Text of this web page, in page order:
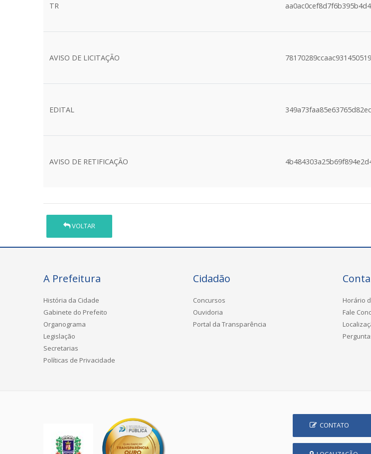
TR
AVISO DE LICITAÇÃO
EDITAL
AVISO DE RETIFICAÇÃO
VOLTAR
A Prefeitura
História da Cidade
Gabinete do Prefeito
Organograma
Legislação
Secretarias
Políticas de Privacidade
Cidadão
Concursos
Ouvidoria
Portal da Transparência
Horário
Fale
CONTATO